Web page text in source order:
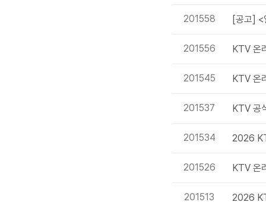
201558 [공고] <
201556 KTV 온
201545 KTV 온
201537 KTV 공
201534 2026
201526 KTV 온
201513 2026